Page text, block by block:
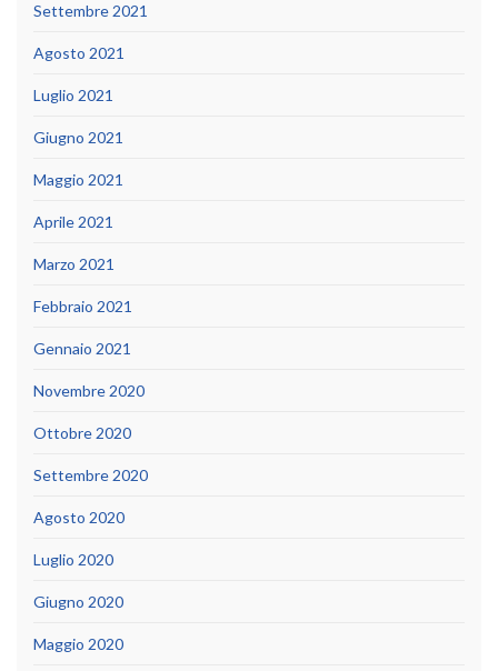
Settembre 2021
Agosto 2021
Luglio 2021
Giugno 2021
Maggio 2021
Aprile 2021
Marzo 2021
Febbraio 2021
Gennaio 2021
Novembre 2020
Ottobre 2020
Settembre 2020
Agosto 2020
Luglio 2020
Giugno 2020
Maggio 2020